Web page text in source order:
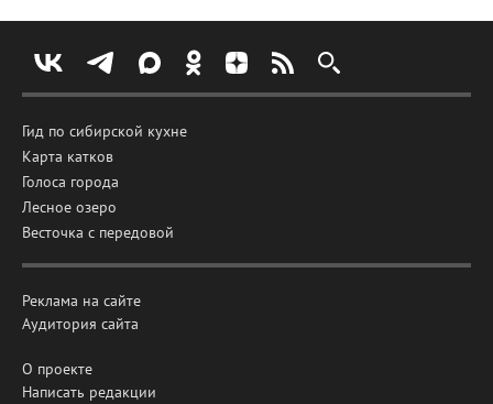
Гид по сибирской кухне
Карта катков
Голоса города
Лесное озеро
Весточка с передовой
Реклама на сайте
Аудитория сайта
О проекте
Написать редакции